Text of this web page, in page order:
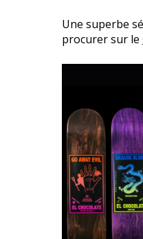
Une superbe
procurer sur le